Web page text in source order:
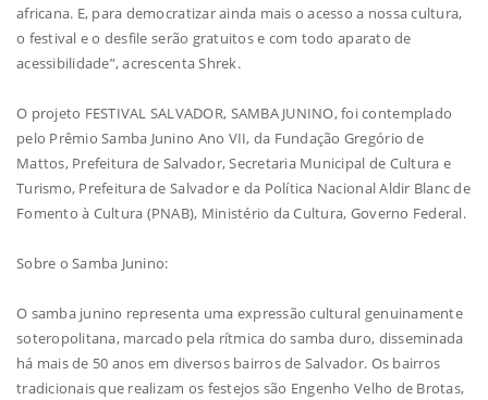
africana. E, para democratizar ainda mais o acesso a nossa cultura,
o festival e o desfile serão gratuitos e com todo aparato de
acessibilidade”, acrescenta Shrek.
O projeto FESTIVAL SALVADOR, SAMBA JUNINO, foi contemplado
pelo Prêmio Samba Junino Ano VII, da Fundação Gregório de
Mattos, Prefeitura de Salvador, Secretaria Municipal de Cultura e
Turismo, Prefeitura de Salvador e da Política Nacional Aldir Blanc de
Fomento à Cultura (PNAB), Ministério da Cultura, Governo Federal.
Sobre o Samba Junino:
O samba junino representa uma expressão cultural genuinamente
soteropolitana, marcado pela rítmica do samba duro, disseminada
há mais de 50 anos em diversos bairros de Salvador. Os bairros
tradicionais que realizam os festejos são Engenho Velho de Brotas,